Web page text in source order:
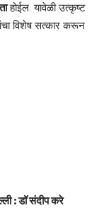
होईल. यावेळी उत्कृष्ट
विशेष सत्कार करून
: डॉ संदीप करे